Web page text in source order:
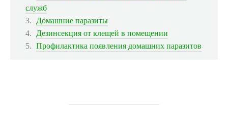
служб
Домашние паразиты
Дезинсекция от клещей в помещении
Профилактика появления домашних паразитов